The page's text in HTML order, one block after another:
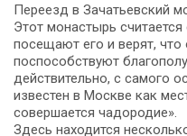
Переезд в Зачатьевский
Этот монастырь
посещают его и верят,
поспособствуют
действительно, с самого
известен в Москве как
совершается чадородие».
Здесь находится